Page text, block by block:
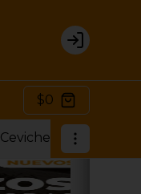
Login
$0
Ceviche Hosomaki